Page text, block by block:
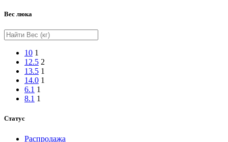
Вес люка
10 1
12.5 2
13.5 1
14.0 1
6.1 1
8.1 1
Статус
Распродажа